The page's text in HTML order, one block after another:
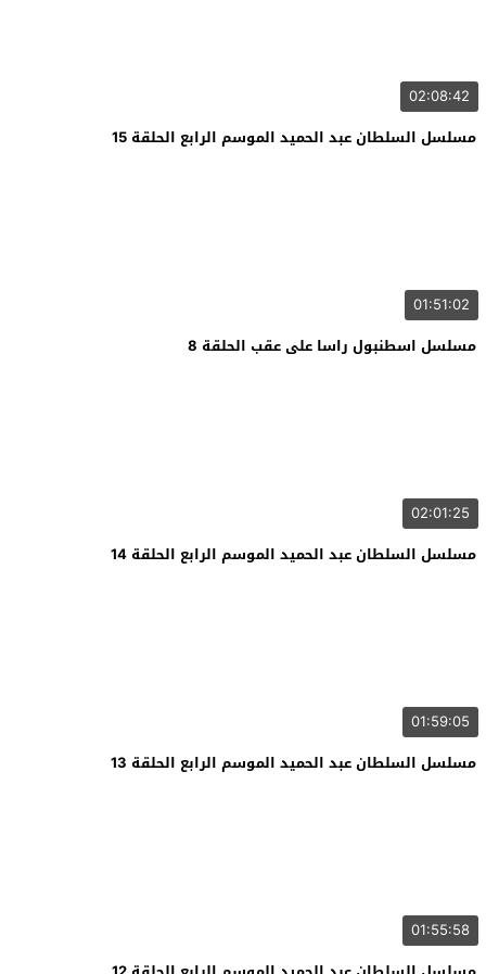
02:08:42
مسلسل السلطان عبد الحميد الموسم الرابع الحلقة 15
01:51:02
مسلسل اسطنبول راسا على عقب الحلقة 8
02:01:25
مسلسل السلطان عبد الحميد الموسم الرابع الحلقة 14
01:59:05
مسلسل السلطان عبد الحميد الموسم الرابع الحلقة 13
01:55:58